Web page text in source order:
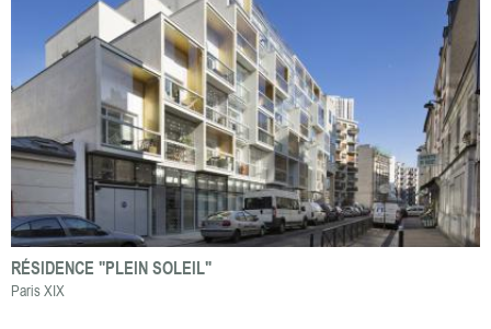
RÉSIDENCE "PLEIN SOLEIL"
Paris XIX